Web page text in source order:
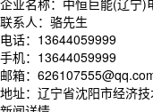
企业名称：中恒巨能(辽宁)
联系人：骆先生
电话：13644059999
手机：13644059999
邮箱：
地址：辽宁省沈阳市经济